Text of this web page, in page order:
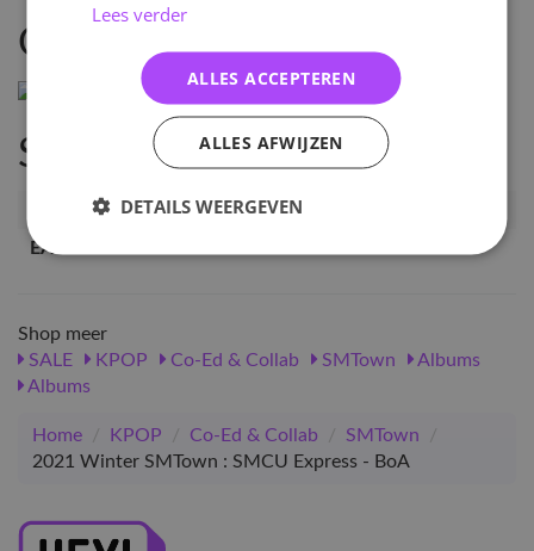
Omschrijving
Specificaties
Artikelnummer
11275
EAN nummer
Shop meer
SALE
KPOP Co-Ed & Collab SMTown
Albums
Albums
Home / KPOP / Co-Ed & Collab / SMTown
/
2021 Winter SMTown : SMCU Express - BoA
Lees verder
ALLES ACCEPTEREN
ALLES AFWIJZEN
DETAILS WEERGEVEN